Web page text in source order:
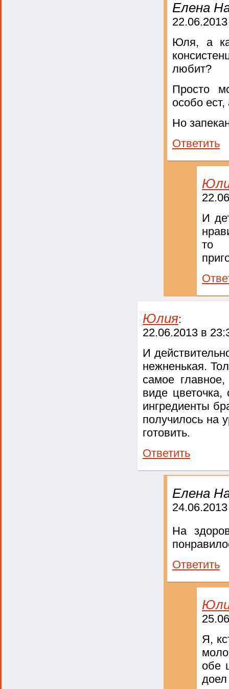
Елена
Юля, а
любит?
Просто
особо
Но
Ответить
И
то
Юлия:
22.06.2013 в
И
нежненькая.
самое
виде
ингредиенты
получилось на
готовить.
Ответить
Елена
На
Ответить
Я,
обе
доел